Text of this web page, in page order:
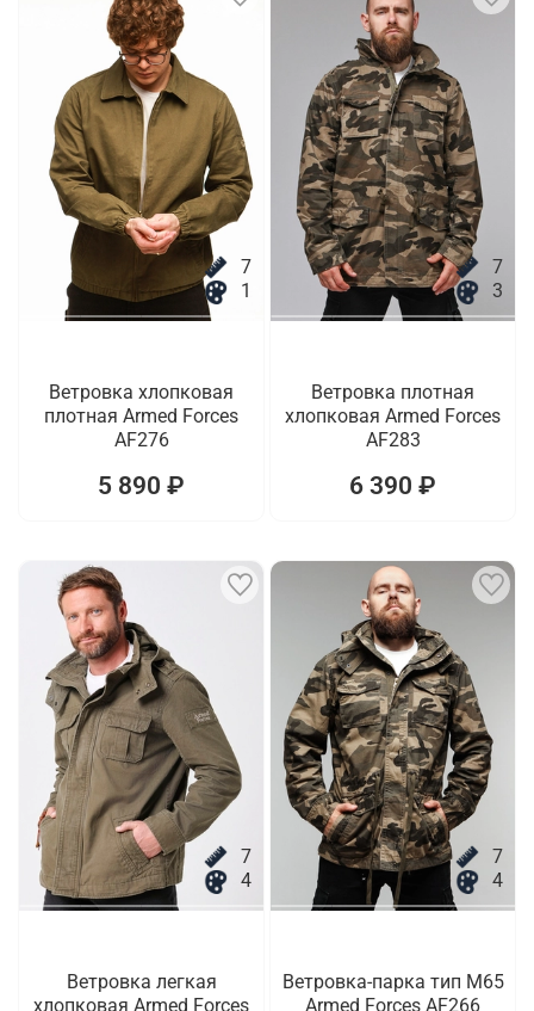
7
1
Ветровка хлопковая
плотная Armed Forces
AF276
5 890 ₽
7
3
Ветровка плотная
хлопковая Armed Forces
AF283
6 390 ₽
7
4
Ветровка легкая
хлопковая Armed Forces
7
4
Ветровка-парка тип M65
Armed Forces AF266